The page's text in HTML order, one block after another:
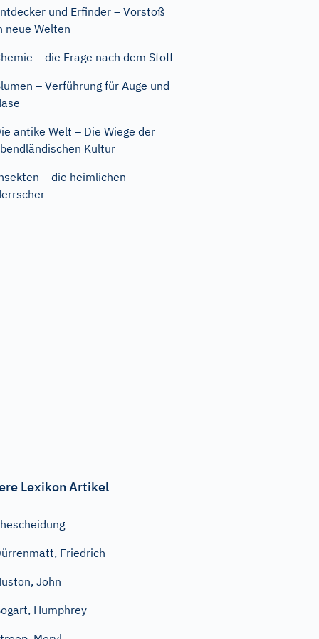
und Erfinder – Vorstoß
neue Welten
– die Frage nach dem Stoff
– Verführung für Auge und
antike Welt – Die Wiege der
Kultur
– die heimlichen
Lexikon Artikel
Friedrich
John
Humphrey